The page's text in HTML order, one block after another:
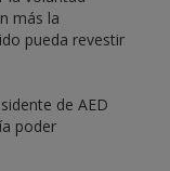
más la
pueda revestir
de AED
poder